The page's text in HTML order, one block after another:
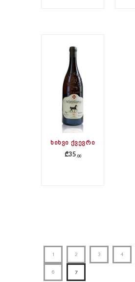
ᲮᲘᲮᲕᲘ ᲥᲕᲔᲕᲠᲘ
₾35 00
1 2 3 4
6 7